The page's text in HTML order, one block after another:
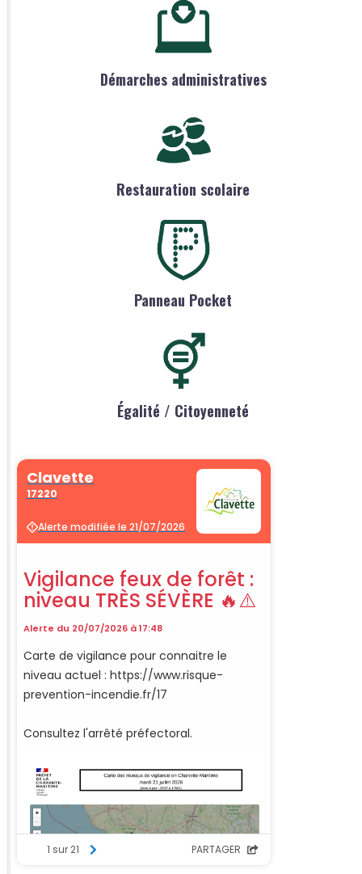
Démarches administratives
Restauration scolaire
Panneau Pocket
Égalité / Citoyenneté